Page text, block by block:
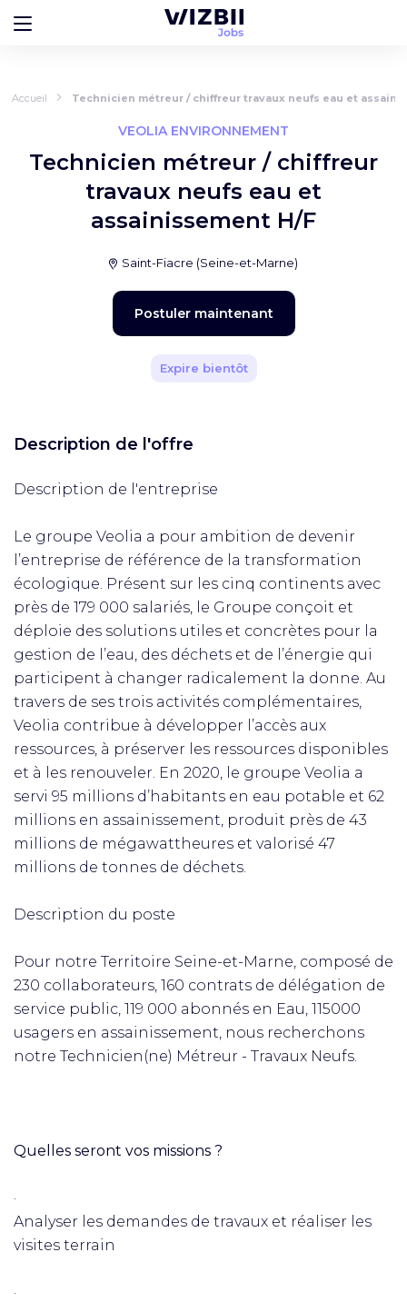
Accueil Technicien métreur / chiffreur travaux neufs eau et
VEOLIA ENVIRONNEMENT
Technicien métreur / chiffreur
travaux neufs eau et
assainissement H/F
Saint-Fiacre (Seine-et-Marne)
Postuler maintenant
Expire bientôt
Description de l'offre
Description de l'entreprise
Le groupe Veolia a pour ambition de devenir
l’entreprise de référence de la transformation
écologique. Présent sur les cinq continents avec
près de 179 000 salariés, le Groupe conçoit et
déploie des solutions utiles et concrètes pour la
gestion de l’eau, des déchets et de l’énergie qui
participent à changer radicalement la donne. Au
travers de ses trois activités complémentaires,
Veolia contribue à développer l’accès aux
ressources, à préserver les ressources disponibles
et à les renouveler. En 2020, le groupe Veolia a
servi 95 millions d’habitants en eau potable et 62
millions en assainissement, produit près de 43
millions de mégawattheures et valorisé 47
millions de tonnes de déchets.
Description du poste
Pour notre Territoire Seine-et-Marne, composé de
230 collaborateurs, 160 contrats de délégation de
service public, 119 000 abonnés en Eau, 115000
usagers en assainissement, nous recherchons
notre Technicien(ne) Métreur - Travaux Neufs.
Quelles seront vos missions ?
·
Analyser les demandes de travaux et réaliser les
visites terrain
·